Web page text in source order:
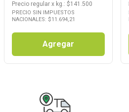
Precio regular x kg.: $141.500
PRECIO SIN IMPUESTOS
NACIONALES: $11.694,21
Agregar